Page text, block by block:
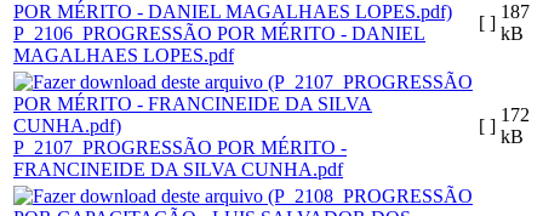
P_2106_PROGRESSÃO POR MÉRITO - DANIEL
MAGALHAES LOPES.pdf
[ ]
187
kB
P_2107_PROGRESSÃO POR MÉRITO -
FRANCINEIDE DA SILVA CUNHA.pdf
[ ]
172
kB